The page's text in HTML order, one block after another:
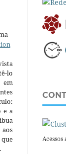
lo
em
e a